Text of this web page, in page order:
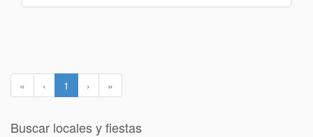
« ‹ 1 › »
Buscar locales y fiestas